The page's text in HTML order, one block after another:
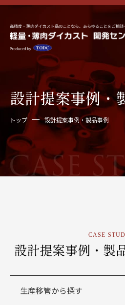
設計提案事例・
トップ 設計提案事例・製品事例
CASE
設計提案事例・製